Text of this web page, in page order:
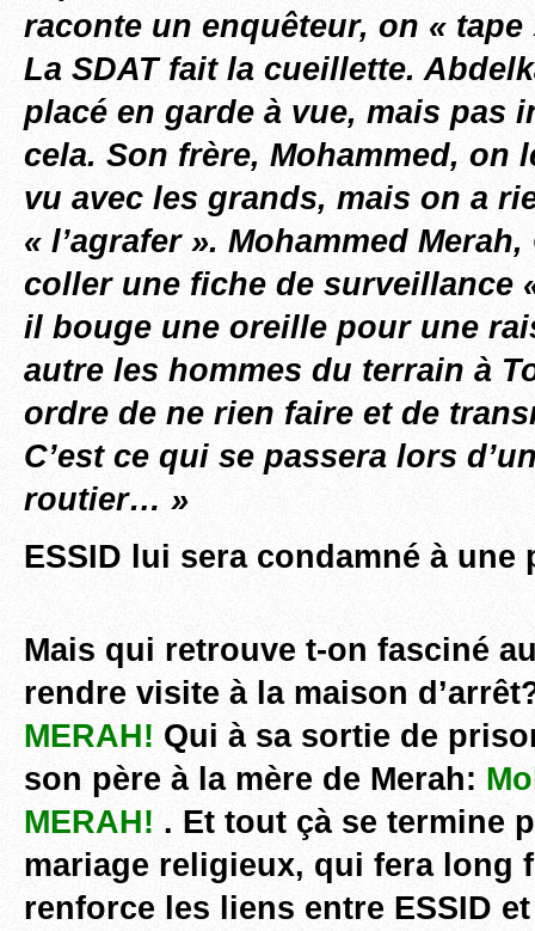
raconte un enquêteur, on «
La SDAT fait la cueillette.
placé en garde à vue, mais pas
cela. Son frère, Mohammed, on
vu avec les grands, mais on a
« l’agrafer ». Mohammed
coller une fiche de surveillance
il bouge une oreille pour une
autre les hommes du terrain à
ordre de ne rien faire et de
C’est ce qui se passera lors
routier… »
ESSID lui sera condamné à une
Mais qui retrouve t-on fasciné
rendre visite à la maison
MERAH! Qui à sa sortie de
son père à la mère de Merah:
MERAH! . Et tout çà se termine
mariage religieux, qui fera long
renforce les liens entre ESSID